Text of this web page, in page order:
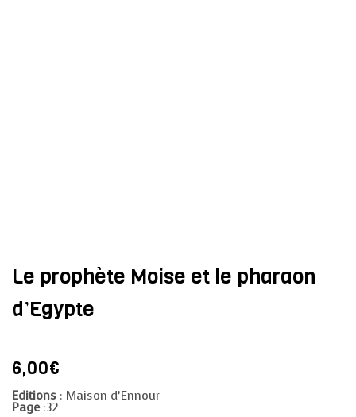
Le prophète Moise et le pharaon
d’Egypte
6,00€
Editions : Maison d’Ennour
Page:32